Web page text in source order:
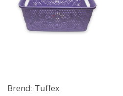
Brend: Tuffex